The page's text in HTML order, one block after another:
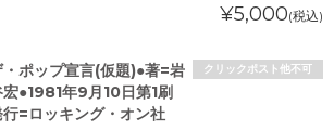
¥5,000(税込)
クリックポスト他不可
・ポップ宣言(仮題)●著=岩
宏●1981年9月10日第1刷
行=ロッキング・オン社